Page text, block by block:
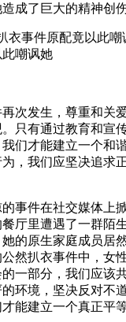
成了巨大的精神创伤
次发生，尊重和关
只有通过教育和宣
们才能建立一个和
，我们应坚决追求
事件在社交媒体上
厅里遭遇了一群陌
的原生家庭成员居
然扒衣事件中，女
一部分，我们应该
环境，坚决反对不
能建立一个真正平